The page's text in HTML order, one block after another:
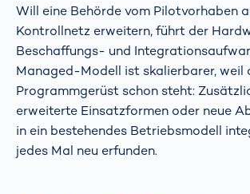
Will eine Behörde vom Pilotvorhaben
Kontrollnetz erweitern, führt der
Beschaffungs- und
Managed-Modell ist skalierbarer, weil
Programmgerüst schon steht:
erweiterte Einsatzformen oder neue
in ein bestehendes Betriebsmodell
jedes Mal neu erfunden.